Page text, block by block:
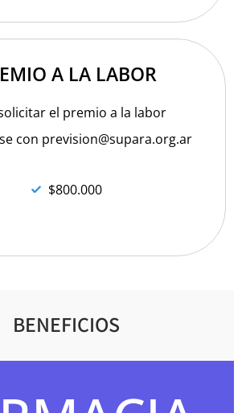
A LA LABOR
el premio a la labor
con prevision@supara.org.ar
$800.000
BENEFICIOS